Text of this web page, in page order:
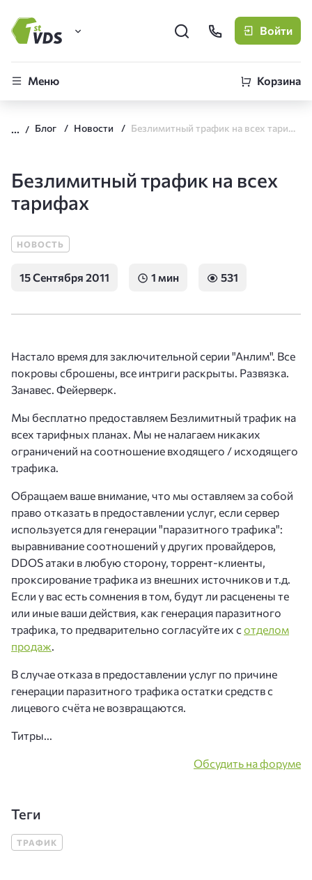
FirstVDS (вы здесь)
CLO
Войти
Меню Корзина
Блог Новости Безлимитный трафик на всех тарифах
Безлимитный трафик на всех
тарифах
НОВОСТЬ
15 Сентября 2011 1 мин 531
Настало время для заключительной серии "Анлим". Все
покровы сброшены, все интриги раскрыты. Развязка.
Занавес. Фейерверк.
Мы бесплатно предоставляем Безлимитный трафик на
всех тарифных планах. Мы не налагаем никаких
ограничений на соотношение входящего / исходящего
трафика.
Обращаем ваше внимание, что мы оставляем за собой
право отказать в предоставлении услуг, если сервер
используется для генерации "паразитного трафика":
выравнивание соотношений у других провайдеров,
DDOS атаки в любую сторону, торрент-клиенты,
проксирование трафика из внешних источников и т.д.
Если у вас есть сомнения в том, будут ли расценены те
или иные ваши действия, как генерация паразитного
трафика, то предварительно согласуйте их с отделом
продаж.
В случае отказа в предоставлении услуг по причине
генерации паразитного трафика остатки средств с
лицевого счёта не возвращаются.
Титры...
Обсудить на форуме
Теги
ТРАФИК